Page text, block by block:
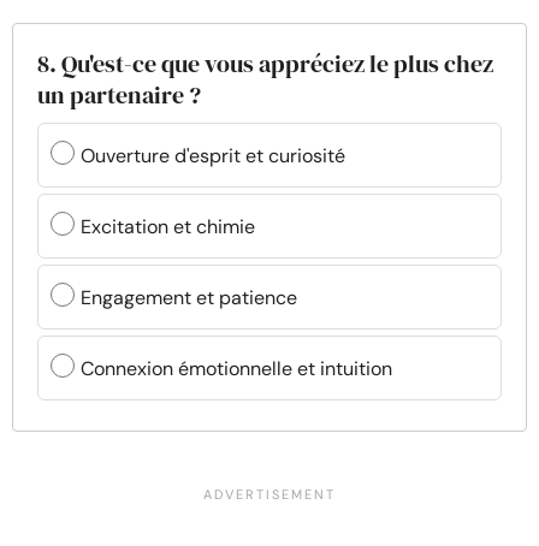
8. Qu'est-ce que vous appréciez le plus chez
un partenaire ?
Ouverture d'esprit et curiosité
Excitation et chimie
Engagement et patience
Connexion émotionnelle et intuition